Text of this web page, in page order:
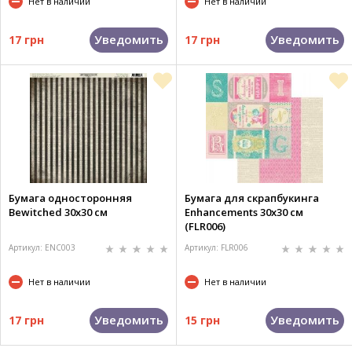
17 грн Уведомить 17 грн Уведомить
Бумага односторонняя
Bewitched 30х30 см
Артикул: ENC003
Нет в наличии
17 грн Уведомить
Бумага для скрапбукинга
Enhancements 30х30 см
(FLR006)
Артикул: FLR006
Нет в наличии
15 грн Уведомить